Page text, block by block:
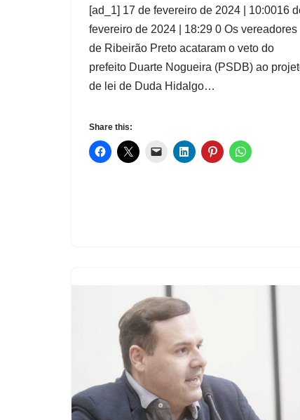
[ad_1] 17 de fevereiro de 2024 | 10:0016
fevereiro de 2024 | 18:29 0 Os vereadores
de Ribeirão Preto acataram o veto do
prefeito Duarte Nogueira (PSDB) ao
de lei de Duda Hidalgo…
Share this: